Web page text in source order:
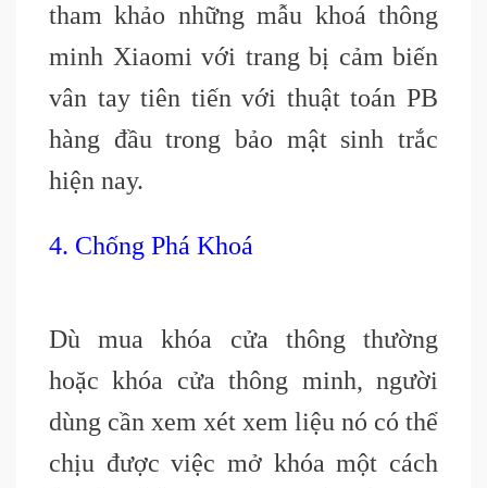
tham khảo những mẫu khoá thông
minh Xiaomi với trang bị cảm biến
vân tay tiên tiến với thuật toán PB
hàng đầu trong bảo mật sinh trắc
hiện nay.
4. Chống Phá Khoá
Dù mua khóa cửa thông thường
hoặc khóa cửa thông minh, người
dùng cần xem xét xem liệu nó có thể
chịu được việc mở khóa một cách